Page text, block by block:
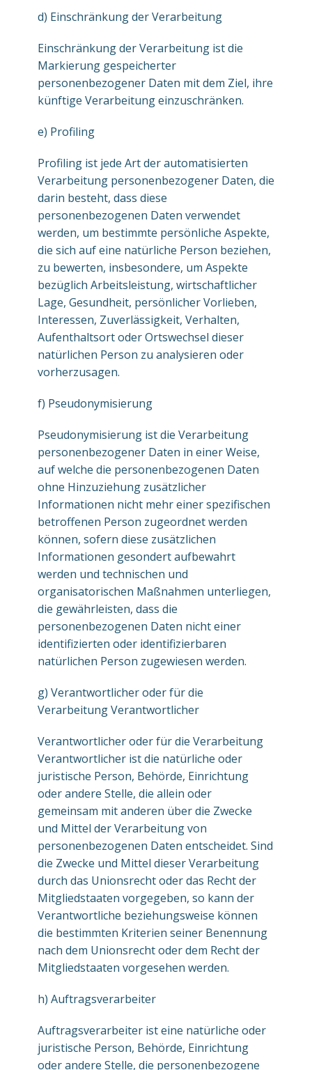
d) Einschränkung der Verarbeitung
Einschränkung der Verarbeitung ist die
Markierung gespeicherter
personenbezogener Daten mit dem Ziel, ihre
künftige Verarbeitung einzuschränken.
e) Profiling
Profiling ist jede Art der automatisierten
Verarbeitung personenbezogener Daten, die
darin besteht, dass diese
personenbezogenen Daten verwendet
werden, um bestimmte persönliche Aspekte,
die sich auf eine natürliche Person beziehen,
zu bewerten, insbesondere, um Aspekte
bezüglich Arbeitsleistung, wirtschaftlicher
Lage, Gesundheit, persönlicher Vorlieben,
Interessen, Zuverlässigkeit, Verhalten,
Aufenthaltsort oder Ortswechsel dieser
natürlichen Person zu analysieren oder
vorherzusagen.
f) Pseudonymisierung
Pseudonymisierung ist die Verarbeitung
personenbezogener Daten in einer Weise,
auf welche die personenbezogenen Daten
ohne Hinzuziehung zusätzlicher
Informationen nicht mehr einer spezifischen
betroffenen Person zugeordnet werden
können, sofern diese zusätzlichen
Informationen gesondert aufbewahrt
werden und technischen und
organisatorischen Maßnahmen unterliegen,
die gewährleisten, dass die
personenbezogenen Daten nicht einer
identifizierten oder identifizierbaren
natürlichen Person zugewiesen werden.
g) Verantwortlicher oder für die
Verarbeitung Verantwortlicher
Verantwortlicher oder für die Verarbeitung
Verantwortlicher ist die natürliche oder
juristische Person, Behörde, Einrichtung
oder andere Stelle, die allein oder
gemeinsam mit anderen über die Zwecke
und Mittel der Verarbeitung von
personenbezogenen Daten entscheidet. Sind
die Zwecke und Mittel dieser Verarbeitung
durch das Unionsrecht oder das Recht der
Mitgliedstaaten vorgegeben, so kann der
Verantwortliche beziehungsweise können
die bestimmten Kriterien seiner Benennung
nach dem Unionsrecht oder dem Recht der
Mitgliedstaaten vorgesehen werden.
h) Auftragsverarbeiter
Auftragsverarbeiter ist eine natürliche oder
juristische Person, Behörde, Einrichtung
oder andere Stelle, die personenbezogene